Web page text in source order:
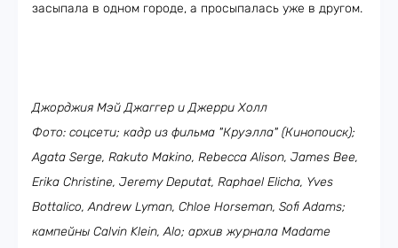
засыпала в одном городе, а просыпалась уже в другом.
Джорджия Мэй Джаггер и Джерри Холл
Фото: соцсети; кадр из фильма "Круэлла" (Кинопоиск);
Agata Serge, Rakuto Makino, Rebecca Alison, James Bee,
Erika Christine, Jeremy Deputat, Raphael Elicha, Yves
Bottalico, Andrew Lyman, Chloe Horseman, Sofi Adams;
кампейны Calvin Klein, Alo; архив журнала Madame